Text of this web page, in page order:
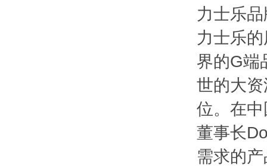
力士乐
力士乐
界的G端
世的大
位。在
董事长
需求的